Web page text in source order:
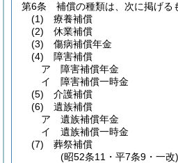
第6条
補償の種類は、次に掲げる
(1)
療養補償
(2)
休業補償
(3)
傷病補償年金
(4)
障害補償
ア
障害補償年金
イ
障害補償一時金
(5)
介護補償
(6)
遺族補償
ア
遺族補償年金
イ
遺族補償一時金
(7)
葬祭補償
(昭52条11・平7条9・一改)